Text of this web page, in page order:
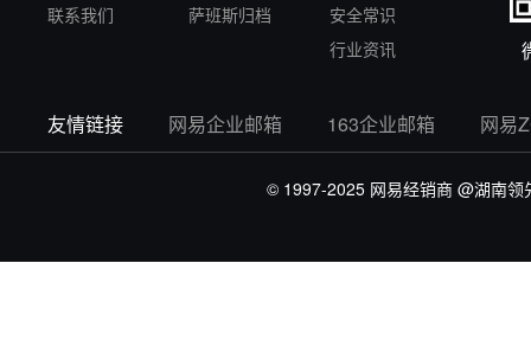
联系我们
萨班斯归档
安全常识
行业资讯
友情链接 网易企业邮箱 163企业邮箱 网易
© 1997-2025 网易经销商 @湖南领